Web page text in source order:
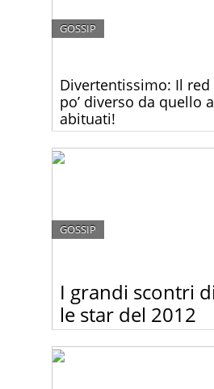
Divertentissimo: Il red
po’ diverso da quello
abituati!
GOSSIP
divertente come quello di ieri
dei premi BAFTA di Londra.
I grandi scontri
le star del 2012
GOSSIP
Decidi tu:-)